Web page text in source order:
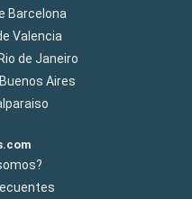
Barcelona
Valencia
de Janeiro
Aires